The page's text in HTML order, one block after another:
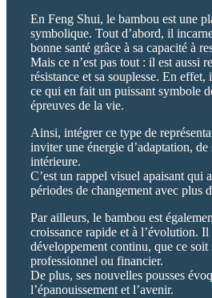
En Feng Shui, le bambou est une
symbolique. Tout d’abord, il
bonne santé grâce à sa capacité à
Mais ce n’est pas tout : il est aussi
résistance et sa souplesse. En effet,
ce qui en fait un puissant symbole
épreuves de la vie.
Ainsi, intégrer ce type de
inviter une énergie d’adaptation,
intérieure.
C’est un rappel visuel apaisant qui
périodes de changement avec plus
Par ailleurs, le bambou est
croissance rapide et à l’évolution.
développement continu, que ce soit
professionnel ou financier.
De plus, ses nouvelles pousses
l’épanouissement et l’avenir.